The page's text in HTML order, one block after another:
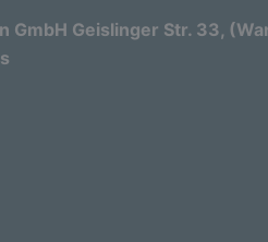
GmbH Geislinger Str. 33,